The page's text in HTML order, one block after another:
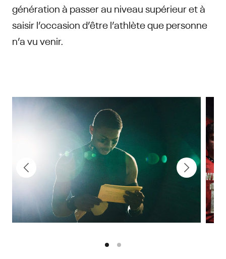
génération à passer au niveau supérieur et à
saisir l’occasion d’être l’athlète que personne
n’a vu venir.